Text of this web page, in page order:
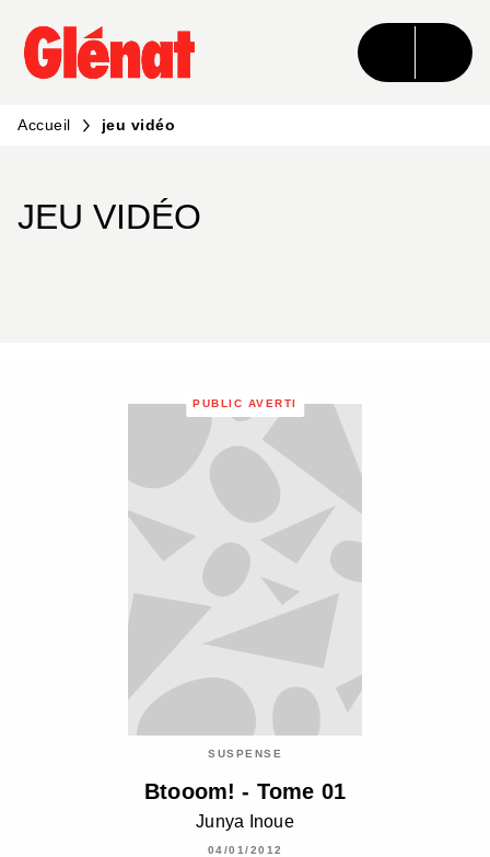
MENU RECHERCHE CONTENU
PIED DE PAGE
Accueil jeu vidéo
JEU VIDÉO
PUBLIC AVERTI
SUSPENSE
Btooom! - Tome 01
Junya Inoue
04/01/2012